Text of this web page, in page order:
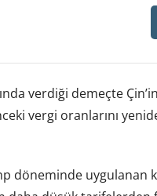
verdiği demeçte
vergi oranlarını
döneminde uygulanan